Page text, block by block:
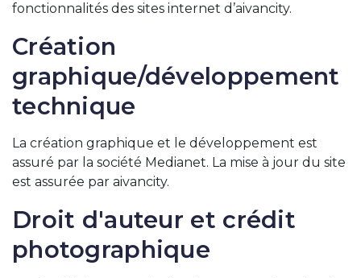
fonctionnalités des sites internet d’aivancity.
Création
graphique/développement
technique
La création graphique et le développement est
assuré par la société Medianet. La mise à jour du site
est assurée par aivancity.
Droit d'auteur et crédit
photographique